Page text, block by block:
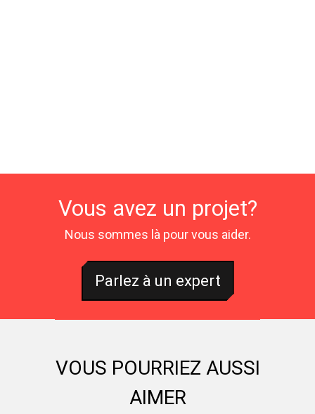
Vous avez un projet?
Nous sommes là pour vous aider.
Parlez à un expert
VOUS POURRIEZ AUSSI
AIMER